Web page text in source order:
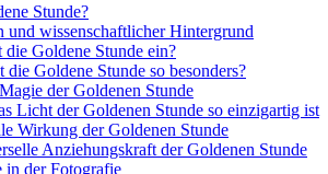
Stunde?
und wissenschaftlicher Hintergrund
die Goldene Stunde ein?
die Goldene Stunde so besonders?
der Goldenen Stunde
Licht der Goldenen Stunde so einzigartig ist
Wirkung der Goldenen Stunde
Anziehungskraft der Goldenen Stunde
in der Fotografie